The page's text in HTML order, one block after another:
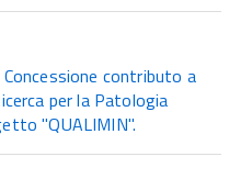
contributo a
per la Patologia
"QUALIMIN".